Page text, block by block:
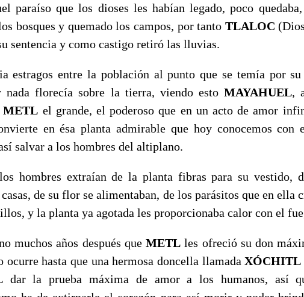
paraíso que los dioses les habían legado, poco
bosques y quemado los campos, por tanto TLALOC
sentencia y como castigo retiró las lluvias.
estragos entre la población al punto que se temía por
nada florecía sobre la tierra, viendo esto MAYAHUEL,
METL el grande, el poderoso que en un acto de amor
en ésa planta admirable que hoy conocemos con
salvar a los hombres del altiplano.
hombres extraían de la planta fibras para su vestido,
de su flor se alimentaban, de los parásitos que en ella
y la planta ya agotada les proporcionaba calor con el
muchos años después queMETL les ofreció su don
ocurre hasta que una hermosa doncella llamadaXÓCHITL
dar la prueba máxima de amor a los humanos, así